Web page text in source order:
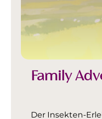
Family
Der Insekten-